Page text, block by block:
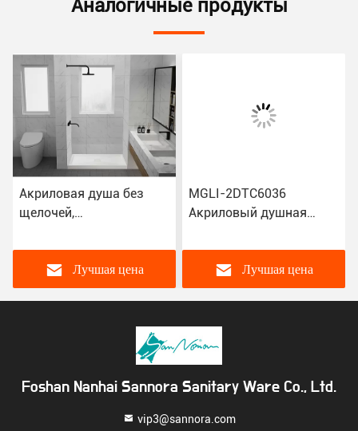
Аналогичные продукты
Акриловая душа без
щелочей,
CUPC, устойчивая к
отблески 3DTC6038
Лучшая цена
MGLI-2DTC6036
Акриловый душная
глянцевый 1524 × 914 ×
165 мм
Лучшая цена
Foshan Nanhai Sannora Sanitary Ware Co., Ltd.
vip3@sannora.com